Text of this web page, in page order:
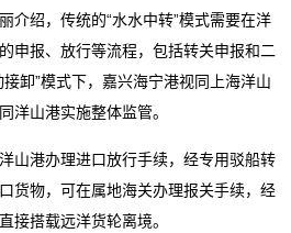
介绍，传统的“水水中转”模式需要在洋
申报、放行等流程，包括转关申报和二
卸”模式下，嘉兴海宁港视同上海洋山
洋山港实施整体监管。
山港办理进口放行手续，经专用驳船转
货物，可在属地海关办理报关手续，经
接搭载远洋货轮离境。